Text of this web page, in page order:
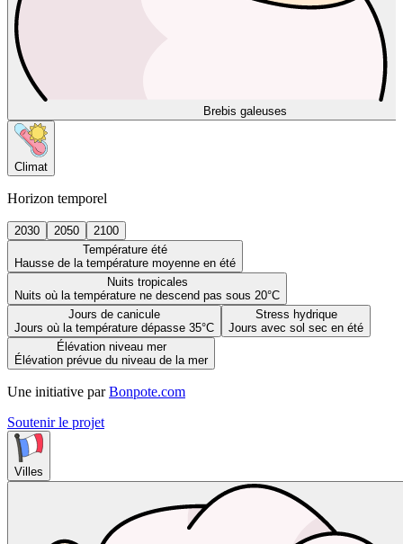
Brebis galeuses
Climat
Horizon temporel
2030 2050
2100
Température été
Hausse de la température moyenne en été
Nuits tropicales
Nuits où la température ne descend pas sous 20°C
Jours de canicule
Jours où la température dépasse 35°C
Stress hydrique
Jours avec sol sec en été
Élévation niveau mer
Élévation prévue du niveau de la mer
Une initiative par Bonpote.com
Soutenir le projet
Villes